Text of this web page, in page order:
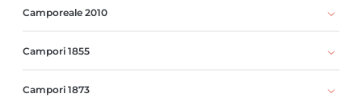
Camporeale 2010
Campori 1855
Campori 1873